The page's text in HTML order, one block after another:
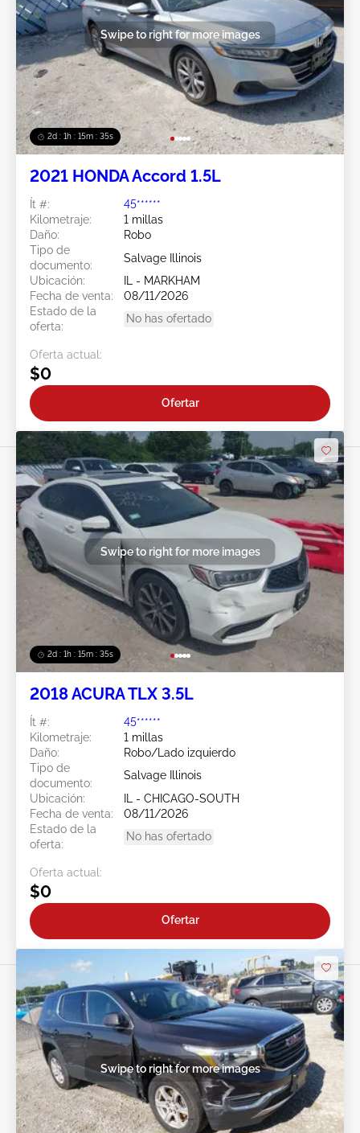
2d : 1h : 15m : 32s
Swipe to right for more images
2021 HONDA Accord 1.5L
Ít #:
45******
Kilometraje:
1 millas
Daño:
Robo
Tipo de
documento:
Salvage Illinois
Ubicación:
IL - MARKHAM
Fecha de venta:
08/11/2026
Estado de la
oferta:
No has ofertado
Oferta actual:
$0
Ofertar
2d : 1h : 15m : 32s
Swipe to right for more images
2018 ACURA TLX 3.5L
Ít #:
45******
Kilometraje:
1 millas
Daño:
Robo/Lado izquierdo
Tipo de
documento:
Salvage Illinois
Ubicación:
IL - CHICAGO-SOUTH
Fecha de venta:
08/11/2026
Estado de la
oferta:
No has ofertado
Oferta actual:
$0
Ofertar
Swipe to right for more images